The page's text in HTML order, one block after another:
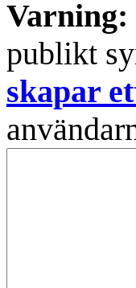
Varning:
publikt
skapar